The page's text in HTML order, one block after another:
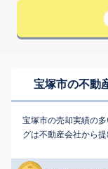
宝塚市の不動
宝塚市の売却実績の
グは不動産会社から